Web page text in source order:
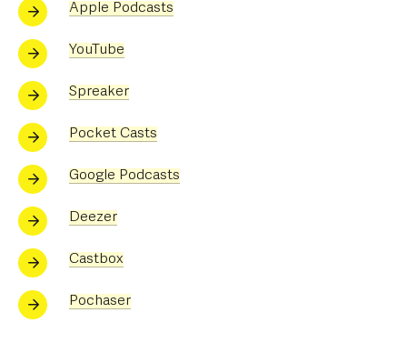
Apple Podcasts
YouTube
Spreaker
Pocket Casts
Google Podcasts
Deezer
Castbox
Pochaser